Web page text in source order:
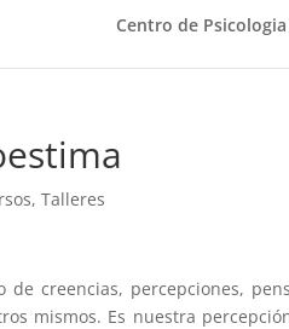
Centro de Psicologia
,Talleres
creencias, percepciones,
mismos. Es nuestra